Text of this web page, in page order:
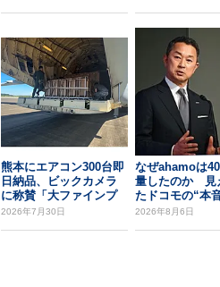
熊本にエアコン300台即
日納品、ビックカメラ
に称賛「大ファインプ
レー」
2026年7月30日
なぜahamoは
量したのか 見
たドコモの“本
2026年8月6日